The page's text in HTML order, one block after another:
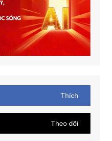
Thích
Theo dõi